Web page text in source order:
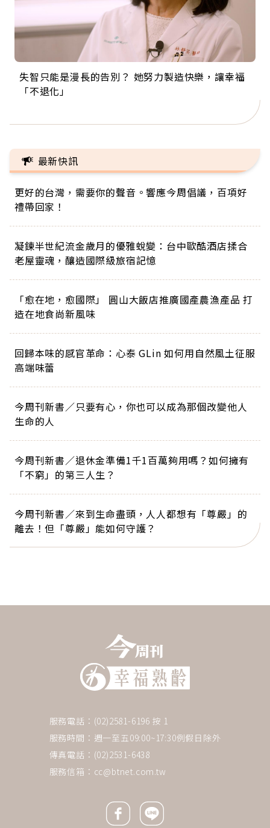
失智只能是漫長的告別？ 她努力製造快樂，讓幸福
「不退化」
來自剛果的巧克力神父 為台灣奉獻36年 「台灣是我
的家，我連作夢都講台語！」
63歲卸矽谷副總、搬回台灣找快樂！「蛋黃哥小
丑」走進安養院，逗樂上萬爺奶：退休後才開始真
104歲打破金氏世界紀錄 成為全球最年長羽球選
手，分享長壽的秘密原來是「這個」
事業巔峰他選擇追夢…黑手阿伯拉小提琴還登上小
巨蛋！連CNN都大讚！
最新快訊
更好的台灣，需要你的聲音。響應今周倡議，百項好
禮帶回家！
凝鍊半世紀流金歲月的優雅蛻變：台中歐酷酒店揉合
老屋靈魂，釀造國際級旅宿記憶
「愈在地，愈國際」 圓山大飯店推廣國產農漁產品 打
造在地食尚新風味
回歸本味的感官革命：心泰 GLin 如何用自然風土征服
高端味蕾
今周刊新書／只要有心，你也可以成為那個改變他人
生命的人
今周刊新書／退休金準備1千1百萬夠用嗎？如何擁有
「不窮」的第三人生？
今周刊新書／來到生命盡頭，人人都想有「尊嚴」的
離去！但「尊嚴」能如何守護？
服務電話：(02)2581-6196 按 1
服務時間：週一至五09:00~17:30例假日除外
傳真電話：(02)2531-6438
服務信箱： cc@btnet.com.tw
Facebook icon
Line icon